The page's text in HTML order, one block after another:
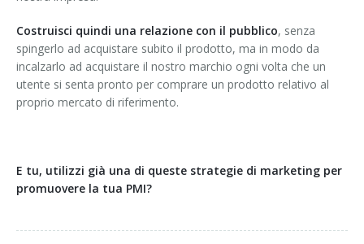
Costruisci quindi una relazione con il pubblico, senza
spingerlo ad acquistare subito il prodotto, ma in modo da
incalzarlo ad acquistare il nostro marchio ogni volta che un
utente si senta pronto per comprare un prodotto relativo al
proprio mercato di riferimento.
E tu, utilizzi già una di queste strategie di marketing per
promuovere la tua PMI?